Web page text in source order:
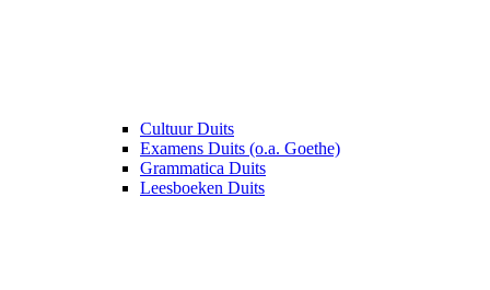
Cultuur Duits
Examens Duits (o.a. Goethe)
Grammatica Duits
Leesboeken Duits